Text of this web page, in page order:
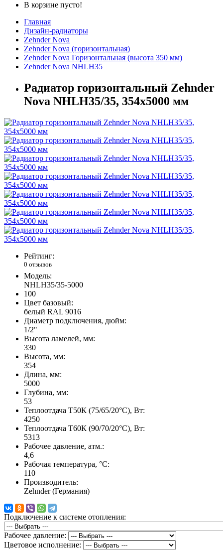
В корзине пусто!
Главная
Дизайн-радиаторы
Zehnder Nova
Zehnder Nova (горизонтальная)
Zehnder Nova Горизонтальная (высота 350 мм)
Zehnder Nova NHLH35
Радиатор горизонтальный Zehnder
Nova NHLH35/35, 354х5000 мм
Рейтинг:
0 отзывов
Модель:
NHLH35/35-5000
100
Цвет базовый:
белый RAL 9016
Диаметр подключения, дюйм:
1/2"
Высота ламелей, мм:
330
Высота, мм:
354
Длина, мм:
5000
Глубина, мм:
53
Теплоотдача Т50К (75/65/20°C), Вт:
4250
Теплоотдача Т60К (90/70/20°C), Вт:
5313
Рабочее давление, атм.:
4,6
Рабочая температура, °C:
110
Производитель:
Zehnder (Германия)
Подключение к системе отопления:
Рабочее давление:
Цветовое исполнение: